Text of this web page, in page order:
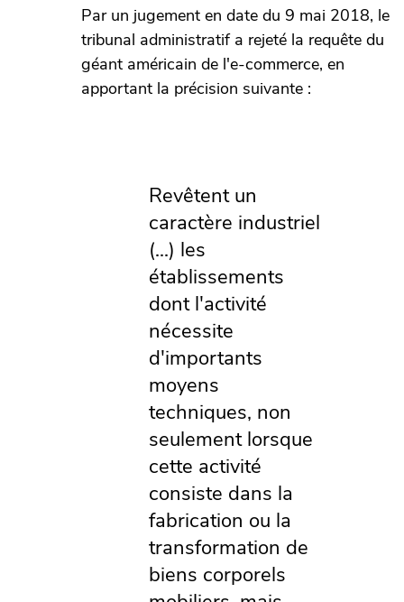
Par un jugement en date du 9 mai 2018, le
tribunal administratif a rejeté la requête du
géant américain de l'e-commerce, en
apportant la précision suivante :
Revêtent un
caractère industriel
(...) les
établissements
dont l'activité
nécessite
d'importants
moyens
techniques, non
seulement lorsque
cette activité
consiste dans la
fabrication ou la
transformation de
biens corporels